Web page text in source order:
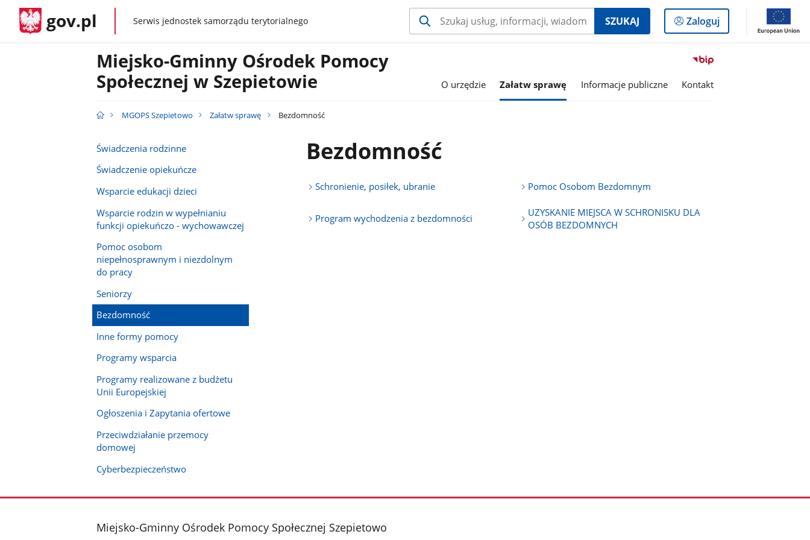
gov.pl gov.plSerwis jednostek samorządu terytorialnego SZUKAJ
Logowanie
do
Zaloguj
Przejdź
serwisu
Szepietowie
Miejsko-Gminny Ośrodek Pomocy
Społecznej w Szepietowie
O urzędzie Załatw sprawę Informacje publiczne Kontakt
MGOPS Szepietowo Załatw sprawę Bezdomność
Świadczenia rodzinne
Świadczenie opiekuńcze
Wsparcie edukacji dzieci
Wsparcie rodzin w wypełnianiu
funkcji opiekuńczo - wychowawczej
Pomoc osobom
niepełnosprawnym i niezdolnym
do pracy
Seniorzy
Bezdomność
Inne formy pomocy
Programy wsparcia
Programy realizowane z budżetu
Unii Europejskiej
Ogłoszenia i Zapytania ofertowe
Przeciwdziałanie przemocy
domowej
Cyberbezpieczeństwo
Bezdomność
Schronienie, posiłek, ubranie Pomoc Osobom Bezdomnym
Program wychodzenia z bezdomności
UZYSKANIE MIEJSCA W SCHRONISKU DLA
OSÓB BEZDOMNYCH
stopka
Miejsko-Gminny Ośrodek Pomocy Społecznej Szepietowo